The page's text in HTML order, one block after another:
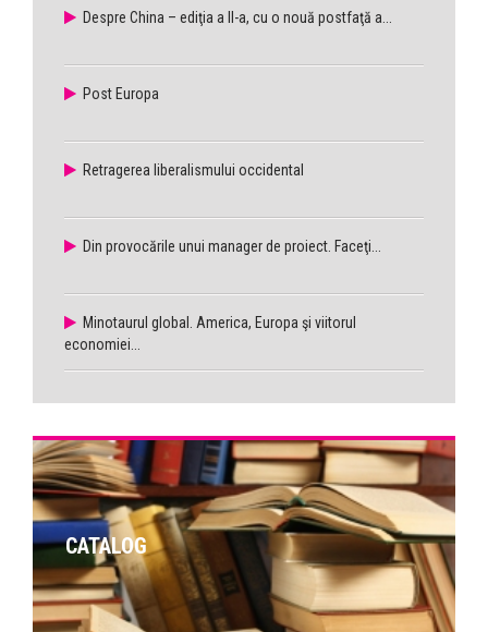
Despre China – ediţia a II-a, cu o nouă postfaţă a...
Post Europa
Retragerea liberalismului occidental
Din provocările unui manager de proiect. Faceţi...
Minotaurul global. America, Europa şi viitorul
economiei...
CATALOG